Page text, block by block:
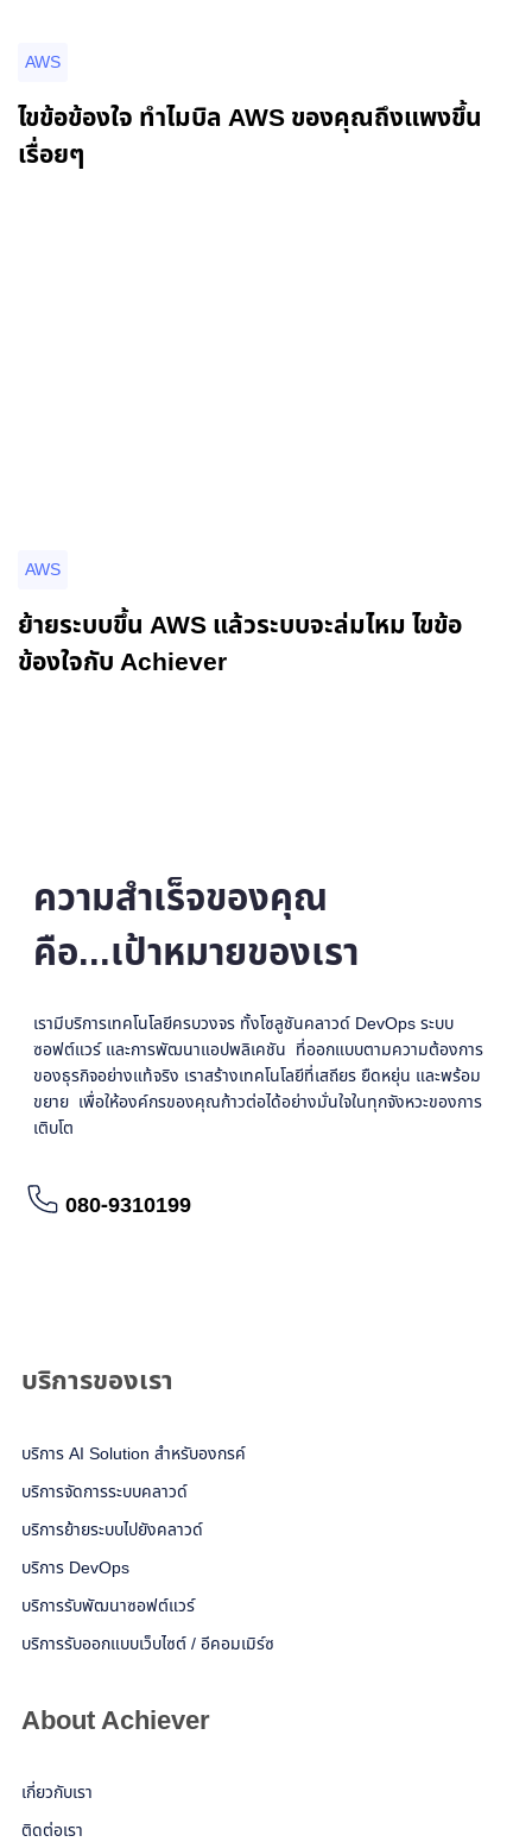
AWS
ไขข้อข้องใจ ทำไมบิล AWS ของคุณถึงแพงขึ้น
เรื่อยๆ
AWS
ย้ายระบบขึ้น AWS แล้วระบบจะล่มไหม ไขข้อ
ข้องใจกับ Achiever
ความสำเร็จของคุณ
คือ...เป้าหมายของเรา
เรามีบริการเทคโนโลยีครบวงจร ทั้งโซลูชันคลาวด์ DevOps ระบบ
ซอฟต์แวร์ และการพัฒนาแอปพลิเคชัน ที่ออกแบบตามความต้องการ
ของธุรกิจอย่างแท้จริง เราสร้างเทคโนโลยีที่เสถียร ยืดหยุ่น และพร้อม
ขยาย เพื่อให้องค์กรของคุณก้าวต่อได้อย่างมั่นใจในทุกจังหวะของการ
เติบโต
080-9310199
บริการของเรา
บริการ AI Solution สำหรับองกรค์
บริการจัดการระบบคลาวด์
บริการย้ายระบบไปยังคลาวด์
บริการ DevOps
บริการรับพัฒนาซอฟต์แวร์
บริการรับออกแบบเว็บไซต์ / อีคอมเมิร์ซ
About Achiever
เกี่ยวกับเรา
ติดต่อเรา